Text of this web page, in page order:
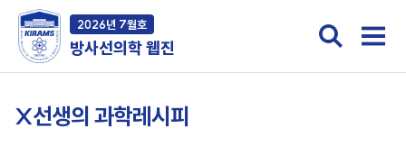
2026년 7월호
방사선의학 웹진
X선생의 과학레시피